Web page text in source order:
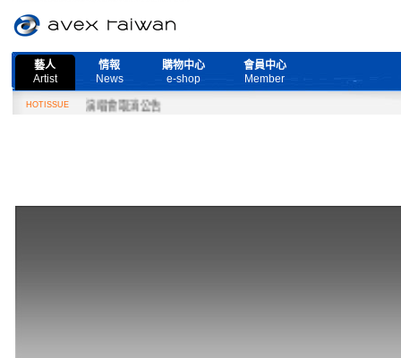
藝人
Artist
情報
News
購物中心
e-shop
會員中心
Member
HOTISSUE
』演唱會取消公告